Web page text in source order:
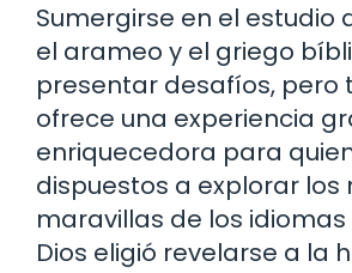
Sumergirse en el estudio
el arameo y el griego
presentar desafíos, pero
ofrece una experiencia
enriquecedora para
dispuestos a explorar los
maravillas de los idiomas
Dios eligió revelarse a la